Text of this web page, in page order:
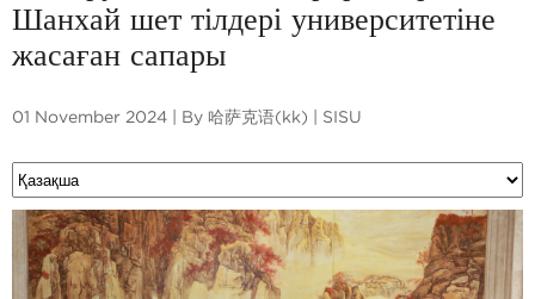
Шанхай шет тілдері университетіне
жасаған сапары
01 November 2024 | By 哈萨克语(kk) | SISU